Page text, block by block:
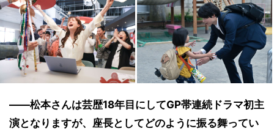
――松本さんは芸歴18年目にしてGP帯連続ドラマ初主
演となりますが、座長としてどのように振る舞ってい